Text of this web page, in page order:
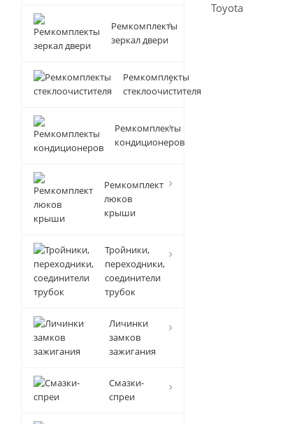
Ремкомплекты
зеркал двери
Ремкомплекты
стеклоочистителя
Ремкомплекты
кондиционеров
Ремкомплект
люков
крыши
Тройники,
переходники,
соединители
трубок
Личинки
замков
зажигания
Смазки-
спреи
Toyota